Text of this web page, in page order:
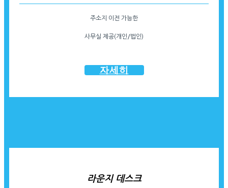
주소지 이전 가능한
사무실 제공(개인/법인)
자세히
라운지 데스크